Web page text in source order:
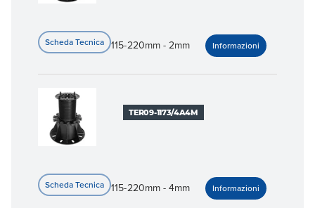
115-220mm - 2mm
TER09-1173/4A4M
115-220mm - 4mm